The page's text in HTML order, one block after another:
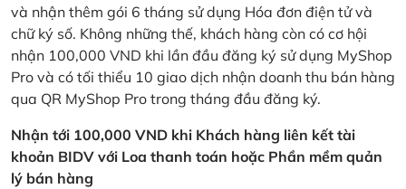
và nhận thêm gói 6 tháng sử dụng Hóa đơn điện tử và
chữ ký số. Không những thế, khách hàng còn có cơ hội
nhận 100,000 VND khi lần đầu đăng ký sử dụng MyShop
Pro và có tối thiểu 10 giao dịch nhận doanh thu bán hàng
qua QR MyShop Pro trong tháng đầu đăng ký.
Nhận tới 100,000 VND khi Khách hàng liên kết tài
khoản BIDV với Loa thanh toán hoặc Phần mềm quản
lý bán hàng